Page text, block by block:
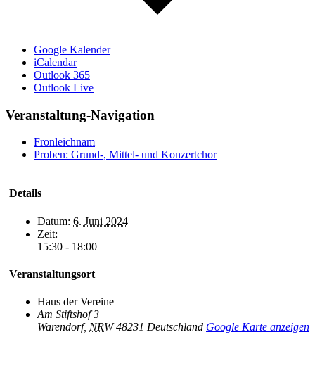
Google Kalender
iCalendar
Outlook 365
Outlook Live
Veranstaltung-Navigation
Fronleichnam
Proben: Grund-, Mittel- und Konzertchor
Details
Datum: 6. Juni 2024
Zeit:
15:30 - 18:00
Veranstaltungsort
Haus der Vereine
Am Stiftshof 3
Warendorf, NRW 48231 Deutschland Google Karte anzeigen